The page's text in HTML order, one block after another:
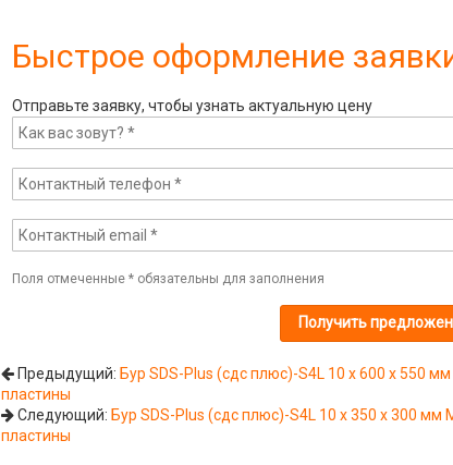
Быстрое оформление
Отправьте заявку, чтобы узнать актуальную цену
Поля отмеченные *обязательны для заполнения
Предыдущий: Бур SDS-Plus (сдс плюс)-S4L 10 х 600 х 550
пластины
Следующий: Бур SDS-Plus (сдс плюс)-S4L 10 х 350 х 300
пластины